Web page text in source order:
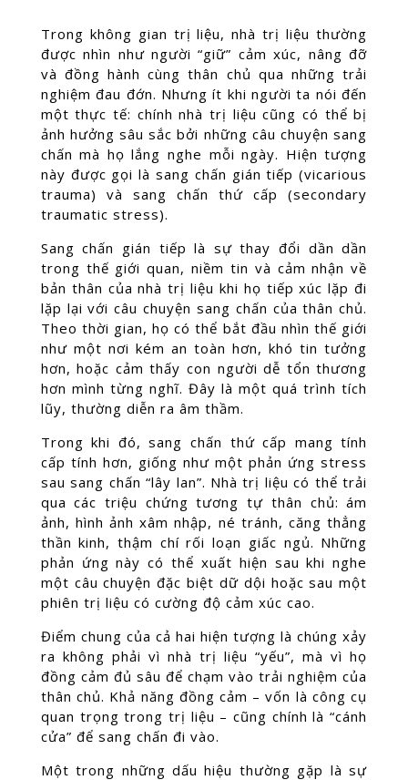
Trong không gian trị liệu, nhà trị liệu thường
được nhìn như người “giữ” cảm xúc, nâng đỡ
và đồng hành cùng thân chủ qua những trải
nghiệm đau đớn. Nhưng ít khi người ta nói đến
một thực tế: chính nhà trị liệu cũng có thể bị
ảnh hưởng sâu sắc bởi những câu chuyện sang
chấn mà họ lắng nghe mỗi ngày. Hiện tượng
này được gọi là sang chấn gián tiếp (vicarious
trauma) và sang chấn thứ cấp (secondary
traumatic stress).
Sang chấn gián tiếp là sự thay đổi dần dần
trong thế giới quan, niềm tin và cảm nhận về
bản thân của nhà trị liệu khi họ tiếp xúc lặp đi
lặp lại với câu chuyện sang chấn của thân chủ.
Theo thời gian, họ có thể bắt đầu nhìn thế giới
như một nơi kém an toàn hơn, khó tin tưởng
hơn, hoặc cảm thấy con người dễ tổn thương
hơn mình từng nghĩ. Đây là một quá trình tích
lũy, thường diễn ra âm thầm.
Trong khi đó, sang chấn thứ cấp mang tính
cấp tính hơn, giống như một phản ứng stress
sau sang chấn “lây lan”. Nhà trị liệu có thể trải
qua các triệu chứng tương tự thân chủ: ám
ảnh, hình ảnh xâm nhập, né tránh, căng thẳng
thần kinh, thậm chí rối loạn giấc ngủ. Những
phản ứng này có thể xuất hiện sau khi nghe
một câu chuyện đặc biệt dữ dội hoặc sau một
phiên trị liệu có cường độ cảm xúc cao.
Điểm chung của cả hai hiện tượng là chúng xảy
ra không phải vì nhà trị liệu “yếu”, mà vì họ
đồng cảm đủ sâu để chạm vào trải nghiệm của
thân chủ. Khả năng đồng cảm – vốn là công cụ
quan trọng trong trị liệu – cũng chính là “cánh
cửa” để sang chấn đi vào.
Một trong những dấu hiệu thường gặp là sự